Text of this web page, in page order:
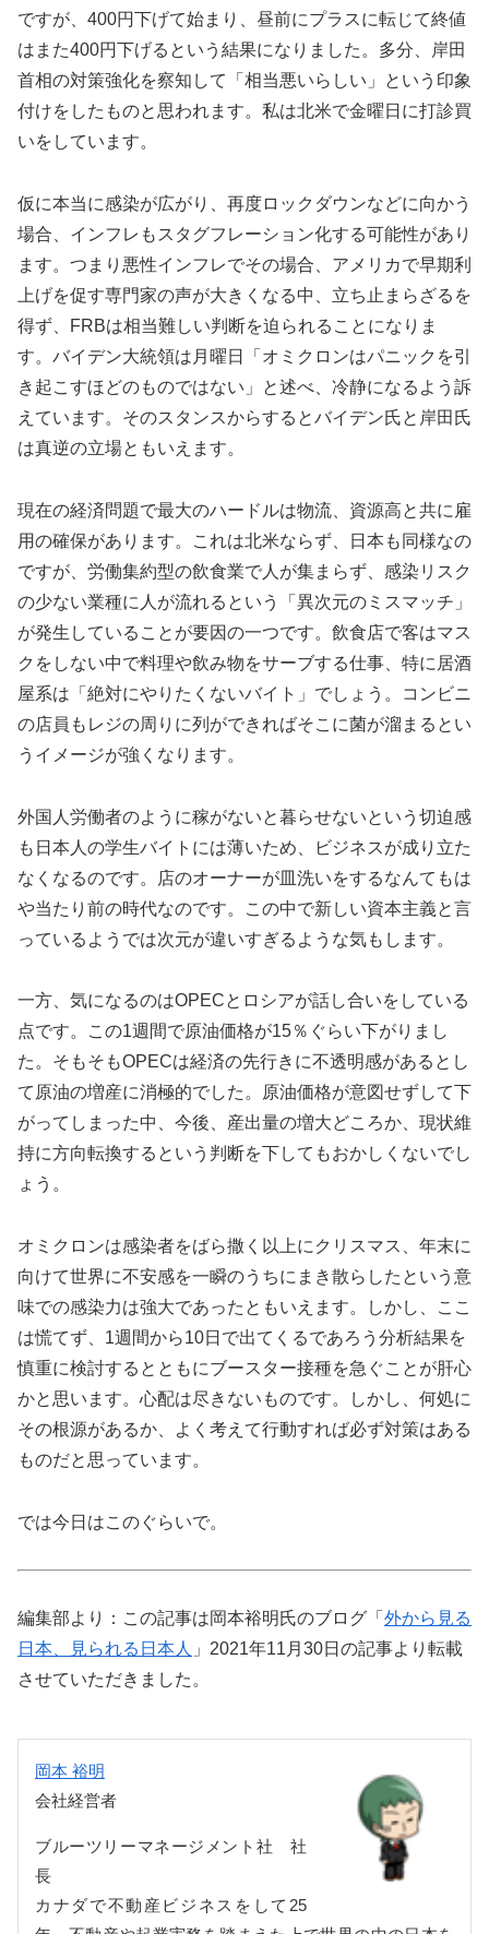
ですが、400円下げて始まり、昼前にプラスに転じて終値
はまた400円下げるという結果になりました。多分、岸田
首相の対策強化を察知して「相当悪いらしい」という印象
付けをしたものと思われます。私は北米で金曜日に打診買
いをしています。
仮に本当に感染が広がり、再度ロックダウンなどに向かう
場合、インフレもスタグフレーション化する可能性があり
ます。つまり悪性インフレでその場合、アメリカで早期利
上げを促す専門家の声が大きくなる中、立ち止まらざるを
得ず、FRBは相当難しい判断を迫られることになりま
す。バイデン大統領は月曜日「オミクロンはパニックを引
き起こすほどのものではない」と述べ、冷静になるよう訴
えています。そのスタンスからするとバイデン氏と岸田氏
は真逆の立場ともいえます。
現在の経済問題で最大のハードルは物流、資源高と共に雇
用の確保があります。これは北米ならず、日本も同様なの
ですが、労働集約型の飲食業で人が集まらず、感染リスク
の少ない業種に人が流れるという「異次元のミスマッチ」
が発生していることが要因の一つです。飲食店で客はマス
クをしない中で料理や飲み物をサーブする仕事、特に居酒
屋系は「絶対にやりたくないバイト」でしょう。コンビニ
の店員もレジの周りに列ができればそこに菌が溜まるとい
うイメージが強くなります。
外国人労働者のように稼がないと暮らせないという切迫感
も日本人の学生バイトには薄いため、ビジネスが成り立た
なくなるのです。店のオーナーが皿洗いをするなんてもは
や当たり前の時代なのです。この中で新しい資本主義と言
っているようでは次元が違いすぎるような気もします。
一方、気になるのはOPECとロシアが話し合いをしている
点です。この1週間で原油価格が15％ぐらい下がりまし
た。そもそもOPECは経済の先行きに不透明感があるとし
て原油の増産に消極的でした。原油価格が意図せずして下
がってしまった中、今後、産出量の増大どころか、現状維
持に方向転換するという判断を下してもおかしくないでし
ょう。
オミクロンは感染者をばら撒く以上にクリスマス、年末に
向けて世界に不安感を一瞬のうちにまき散らしたという意
味での感染力は強大であったともいえます。しかし、ここ
は慌てず、1週間から10日で出てくるであろう分析結果を
慎重に検討するとともにブースター接種を急ぐことが肝心
かと思います。心配は尽きないものです。しかし、何処に
その根源があるか、よく考えて行動すれば必ず対策はある
ものだと思っています。
では今日はこのぐらいで。
編集部より：この記事は岡本裕明氏のブログ「 外から見る
日本、見られる日本人 」2021年11月30日の記事より転載
させていただきました。
岡本 裕明
会社経営者
ブルーツリーマネージメント社 社
長
カナダで不動産ビジネスをして25